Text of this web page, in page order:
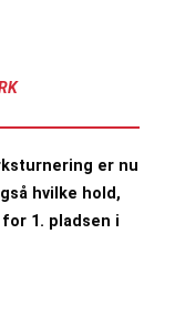
er nu
hvilke hold,
1. pladsen i